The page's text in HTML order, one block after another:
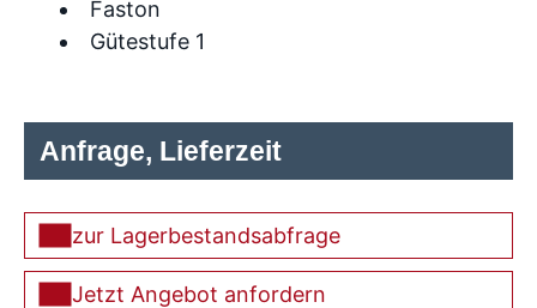
Faston
Gütestufe 1
Anfrage, Lieferzeit
zur Lagerbestandsabfrage
Jetzt Angebot anfordern